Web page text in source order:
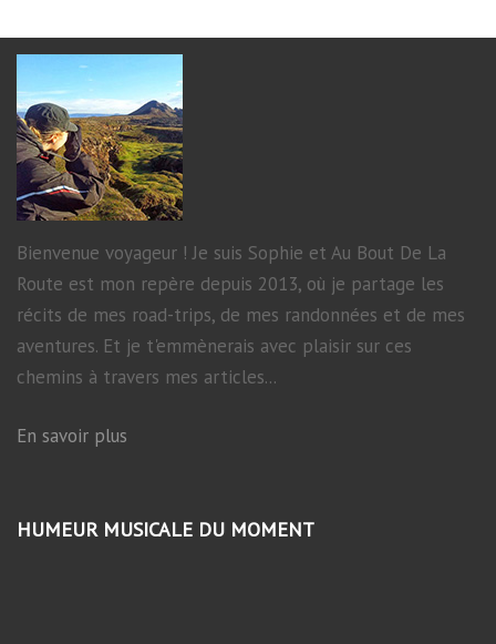
Bienvenue voyageur ! Je suis Sophie et Au Bout De La
Route est mon repère depuis 2013, où je partage les
récits de mes road-trips, de mes randonnées et de mes
aventures. Et je t'emmènerais avec plaisir sur ces
chemins à travers mes articles...
En savoir plus
HUMEUR MUSICALE DU MOMENT